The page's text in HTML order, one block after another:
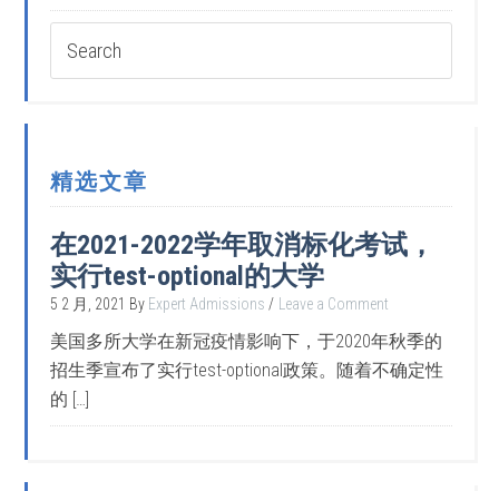
精选文章
在2021-2022学年取消标化考试，
实行test-optional的大学
5 2 月, 2021 By Expert Admissions Leave a Comment
美国多所大学在新冠疫情影响下，于2020年秋季的
招生季宣布了实行test-optional政策。随着不确定性
的 […]